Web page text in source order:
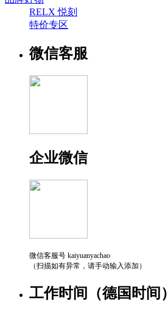
RELX 悦刻
特价专区
微信客服
企业微信
微信客服号 kaiyuanyachao
（扫描如有异常，请手动输入添加）
工作时间（德国时间）